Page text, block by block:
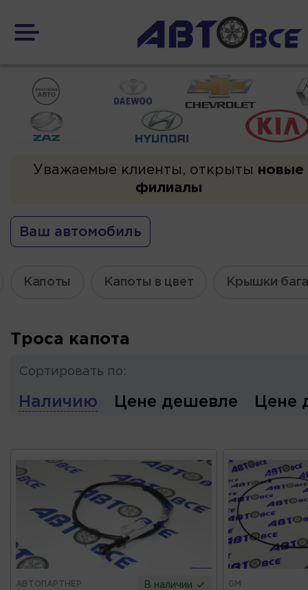
Уважаемые клиенты, открыты новые
филиалы
Ваш автомобиль
Капоты Капоты в цвет Крышки
Троса капота
Сортировать по:
Наличию Цене дешевле Цене
АВТОПАРТНЕР В наличии GM